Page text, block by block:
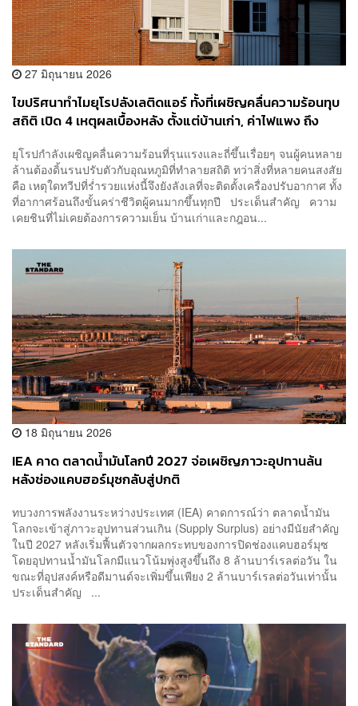
27 มิถุนายน 2026
ไขปริศนาทำไมยุโรปลังเลติดแอร์ ทั้งที่เผชิญคลื่นความร้อนทุบ
สถิติ เปิด 4 เหตุผลเบื้องหลัง ตั้งแต่บ้านเก่า, ค่าไฟแพง ถึง
ยุโรปกำลังเผชิญคลื่นความร้อนที่รุนแรงและถี่ขึ้นเรื่อยๆ จนผู้คนหลาย
ล้านต้องดิ้นรนปรับตัวกับอุณหภูมิที่ทำลายสถิติ ทว่าสิ่งที่หลายคนสงสัย
คือ เหตุใดทวีปที่ร่ำรวยแห่งนี้จึงยังลังเลที่จะติดตั้งเครื่องปรับอากาศ ทั้ง
ที่อากาศร้อนถึงขั้นคร่าชีวิตผู้คนมากขึ้นทุกปี ประเด็นสำคัญ ความ
เคยชินที่ไม่เคยต้องการความเย็น บ้านเก่าและกฎอน...
18 มิถุนายน 2026
IEA คาด ตลาดน้ำมันโลกปี 2027 จ่อเผชิญภาวะอุปทานล้น
หลังช่องแคบฮอร์มุซกลับสู่ปกติ
ทบวงการพลังงานระหว่างประเทศ (IEA) คาดการณ์ว่า ตลาดน้ำมัน
โลกจะเข้าสู่ภาวะอุปทานส่วนเกิน (Supply Surplus) อย่างมีนัยสำคัญ
ในปี 2027 หลังเริ่มฟื้นตัวจากผลกระทบของการปิดช่องแคบฮอร์มุซ
โดยอุปทานน้ำมันโลกมีแนวโน้มพุ่งสูงขึ้นถึง 8 ล้านบาร์เรลต่อวัน ใน
ขณะที่อุปสงค์หรือดีมานด์จะเพิ่มขึ้นเพียง 2 ล้านบาร์เรลต่อวันเท่านั้น
ประเด็นสำคัญ ...